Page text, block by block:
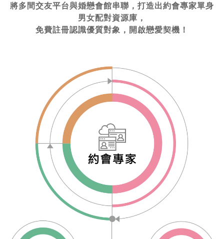
將多間交友平台與婚戀會館串聯，打造出約會專家單身
男女配對資源庫，
免費註冊認識優質對象，開啟戀愛契機！